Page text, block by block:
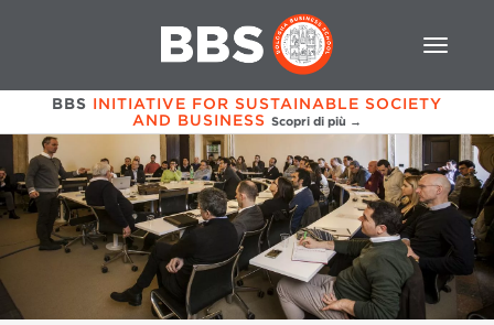
BBS INITIATIVE FOR SUSTAINABLE SOCIETY
AND BUSINESS Scopri di più →